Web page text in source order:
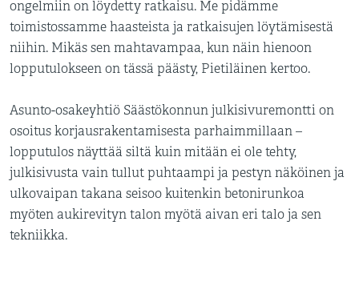
ongelmiin on löydetty ratkaisu. Me pidämme
toimistossamme haasteista ja ratkaisujen löytämisestä
niihin. Mikäs sen mahtavampaa, kun näin hienoon
lopputulokseen on tässä päästy, Pietiläinen kertoo.
Asunto-osakeyhtiö Säästökonnun julkisivuremontti on
osoitus korjausrakentamisesta parhaimmillaan –
lopputulos näyttää siltä kuin mitään ei ole tehty,
julkisivusta vain tullut puhtaampi ja pestyn näköinen ja
ulkovaipan takana seisoo kuitenkin betonirunkoa
myöten aukirevityn talon myötä aivan eri talo ja sen
tekniikka.